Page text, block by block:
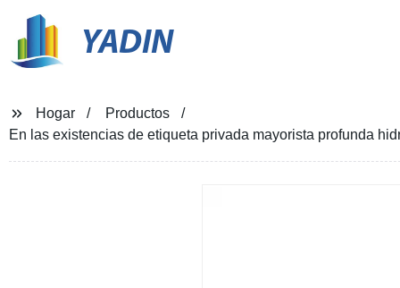
YADIN
Hogar
Productos
En las existencias de etiqueta privada mayorista profunda